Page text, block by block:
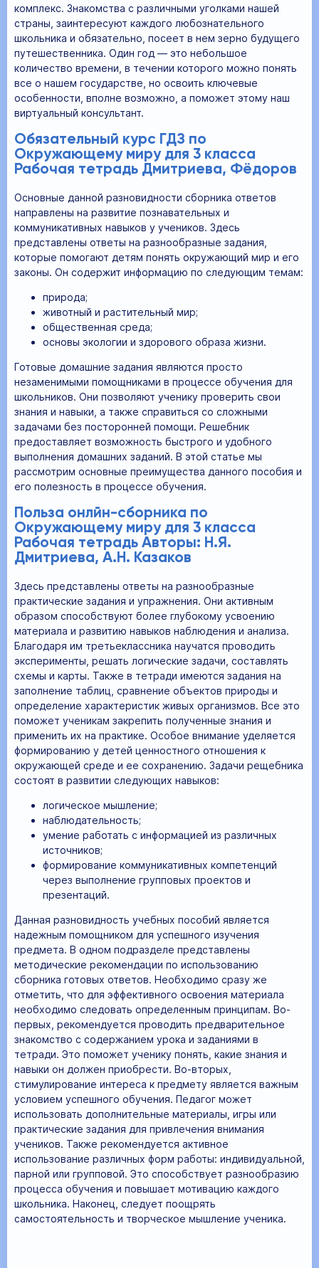
комплекс. Знакомства с различными уголками нашей
страны, заинтересуют каждого любознательного
школьника и обязательно, посеет в нем зерно будущего
путешественника. Один год — это небольшое
количество времени, в течении которого можно понять
все о нашем государстве, но освоить ключевые
особенности, вполне возможно, а поможет этому наш
виртуальный консультант.
Обязательный курс ГДЗ по
Окружающему миру для 3 класса
Рабочая тетрадь Дмитриева, Фёдоров
Основные данной разновидности сборника ответов
направлены на развитие познавательных и
коммуникативных навыков у учеников. Здесь
представлены ответы на разнообразные задания,
которые помогают детям понять окружающий мир и его
законы. Он содержит информацию по следующим темам:
природа;
животный и растительный мир;
общественная среда;
основы экологии и здорового образа жизни.
Готовые домашние задания являются просто
незаменимыми помощниками в процессе обучения для
школьников. Они позволяют ученику проверить свои
знания и навыки, а также справиться со сложными
задачами без посторонней помощи. Решебник
предоставляет возможность быстрого и удобного
выполнения домашних заданий. В этой статье мы
рассмотрим основные преимущества данного пособия и
его полезность в процессе обучения.
Польза онлйн-сборника по
Окружающему миру для 3 класса
Рабочая тетрадь Авторы: Н.Я.
Дмитриева, А.Н. Казаков
Здесь представлены ответы на разнообразные
практические задания и упражнения. Они активным
образом способствуют более глубокому усвоению
материала и развитию навыков наблюдения и анализа.
Благодаря им третьеклассника научатся проводить
эксперименты, решать логические задачи, составлять
схемы и карты. Также в тетради имеются задания на
заполнение таблиц, сравнение объектов природы и
определение характеристик живых организмов. Все это
поможет ученикам закрепить полученные знания и
применить их на практике. Особое внимание уделяется
формированию у детей ценностного отношения к
окружающей среде и ее сохранению. Задачи рещебника
состоят в развитии следующих навыков:
логическое мышление;
наблюдательность;
умение работать с информацией из различных
источников;
формирование коммуникативных компетенций
через выполнение групповых проектов и
презентаций.
Данная разновидность учебных пособий является
надежным помощником для успешного изучения
предмета. В одном подразделе представлены
методические рекомендации по использованию
сборника готовых ответов. Необходимо сразу же
отметить, что для эффективного освоения материала
необходимо следовать определенным принципам. Во-
первых, рекомендуется проводить предварительное
знакомство с содержанием урока и заданиями в
тетради. Это поможет ученику понять, какие знания и
навыки он должен приобрести. Во-вторых,
стимулирование интереса к предмету является важным
условием успешного обучения. Педагог может
использовать дополнительные материалы, игры или
практические задания для привлечения внимания
учеников. Также рекомендуется активное
использование различных форм работы: индивидуальной,
парной или групповой. Это способствует разнообразию
процесса обучения и повышает мотивацию каждого
школьника. Наконец, следует поощрять
самостоятельность и творческое мышление ученика.